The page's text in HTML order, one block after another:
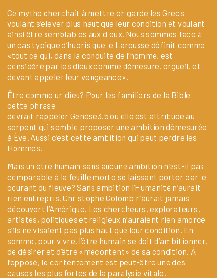
Ce mythe cherchait à mettre en garde les Grecs
voulant s’élever plus haut que leur condition et voulant
ainsi être semblables aux dieux. Nous sommes face à
un cas typique d’hubris que le Larousse définit comme
«tout ce qui, dans la conduite de l’homme, est
considéré par les dieux comme démesure, orgueil, et
devant appeler leur vengeance».
Être comme un dieu? Pour les familiers de la Bible
cette phrase
devrait rappeler Genèse3.5 où elle est attribuée au
serpent qui semble proposer une ambition démesurée
à Ève. Aussi c’est cette ambition qui peut perdre les
Hommes.
Mais un être humain sans aucune ambition n’est-il pas
comparable à la feuille morte se laissant porter par le
courant du fleuve? Sans ambition l’Humanité n’aurait
rien entrepris. Christophe Colomb n’aurait jamais
découvert l’Amérique. Les chercheurs, explorateurs,
artistes, politiques et religieux n’auraient rien amorcé
s’ils ne visaient pas plus haut que leur condition. En
somme, pour vivre, l’être humain se doit d’ambitionner,
de désirer et d’être «mécontent» de sa condition. À
l’opposé, le contentement est peut-être une des
causes les plus fortes de la paralysie vitale.